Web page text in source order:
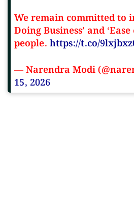
We remain committed to
Doing Business’ and
people. https://t.co/
— Narendra Modi
15, 2026